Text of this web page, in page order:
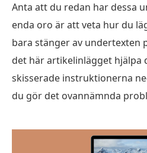
Anta att du redan har dessa
enda oro är att veta hur du
bara stänger av undertexten
det här artikelinlägget hjälpa
skisserade instruktionerna
du gör det ovannämnda